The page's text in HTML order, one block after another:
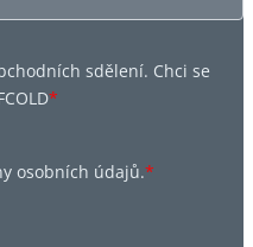
sdělení. Chci se
*
osobních údajů.*